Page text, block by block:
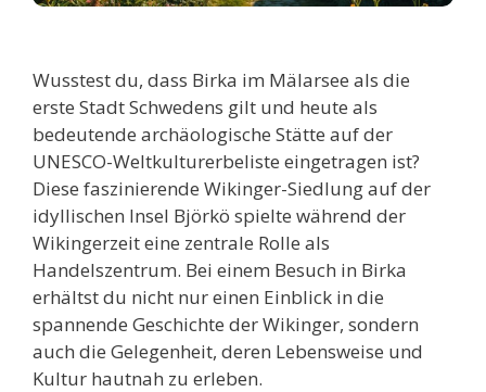
Wusstest du, dass Birka im Mälarsee als die
erste Stadt Schwedens gilt und heute als
bedeutende archäologische Stätte auf der
UNESCO-Weltkulturerbeliste eingetragen ist?
Diese faszinierende Wikinger-Siedlung auf der
idyllischen Insel Björkö spielte während der
Wikingerzeit eine zentrale Rolle als
Handelszentrum. Bei einem Besuch in Birka
erhältst du nicht nur einen Einblick in die
spannende Geschichte der Wikinger, sondern
auch die Gelegenheit, deren Lebensweise und
Kultur hautnah zu erleben.